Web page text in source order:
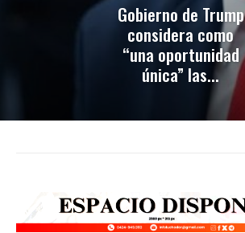
Gobierno de Trump
considera como
“una oportunidad
única” las...